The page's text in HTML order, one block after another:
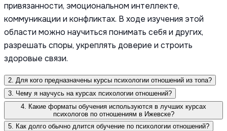
привязанности, эмоциональном интеллекте,
коммуникации и конфликтах. В ходе изучения этой
области можно научиться понимать себя и других,
разрешать споры, укреплять доверие и строить
здоровые связи.
2. Для кого предназначены курсы психологии отношений из топа?
3. Чему я научусь на курсах психологии отношений?
4. Какие форматы обучения используются в лучших курсах
психологов по отношениям в Ижевске?
5. Как долго обычно длится обучение по психологии отношений?